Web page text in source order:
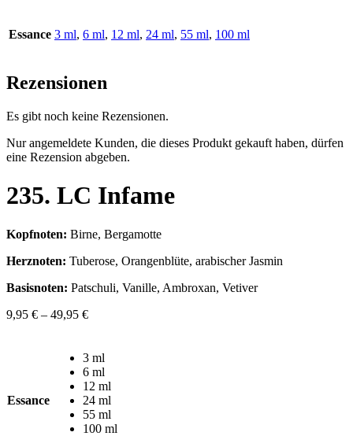
Essance 3 ml, 6 ml, 12 ml, 24 ml, 55 ml, 100 ml
Rezensionen
Es gibt noch keine Rezensionen.
Nur angemeldete Kunden, die dieses Produkt gekauft haben, dürfen
eine Rezension abgeben.
235. LC Infame
Kopfnoten: Birne, Bergamotte
Herznoten: Tuberose, Orangenblüte, arabischer Jasmin
Basisnoten: Patschuli, Vanille, Ambroxan, Vetiver
9,95 € – 49,95 €
Essance
3 ml
6 ml
12 ml
24 ml
55 ml
100 ml